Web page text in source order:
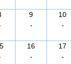
9
-
10
-
16
-
17
-